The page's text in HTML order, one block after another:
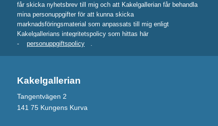
får skicka nyhetsbrev till mig och att Kakelgallerian får behandla
mina personuppgifter för att kunna skicka
marknadsföringsmaterial som anpassats till mig enligt
Kakelgallerians integritetspolicy som hittas här
-
personuppgiftspolicy .
Kakelgallerian
Tangentvägen 2
141 75 Kungens Kurva